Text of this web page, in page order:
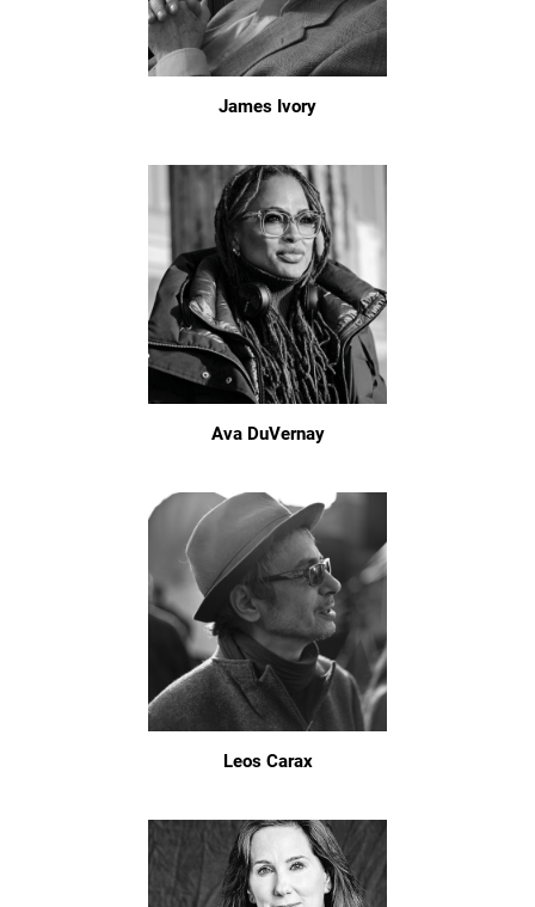
James Ivory
Ava DuVernay
Leos Carax